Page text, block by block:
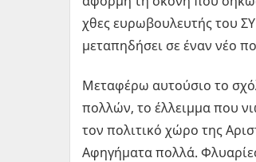
χθες ευρωβουλευτής του
μεταπηδήσει σε έναν νέο
Μεταφέρω αυτούσιο το
πολλών, το έλλειμμα που
τον πολιτικό χώρο της
Αφηγήματα πολλά.